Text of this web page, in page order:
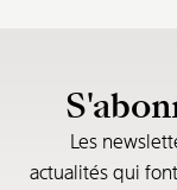
Les
actualités qui